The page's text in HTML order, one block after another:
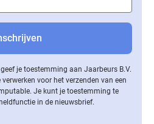
je toestemming aan Jaarbeurs B.V.
voor het verzenden van een
Je kunt je toestemming te
in de nieuwsbrief.